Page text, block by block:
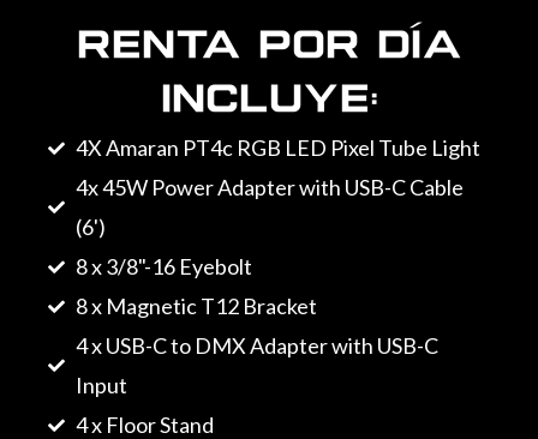
RENTA POR DÍA
INCLUYE:
4X Amaran PT4c RGB LED Pixel Tube Light
4x 45W Power Adapter with USB-C Cable
(6')
8 x 3/8"-16 Eyebolt
8 x Magnetic T12 Bracket
4 x USB-C to DMX Adapter with USB-C
Input
4 x Floor Stand